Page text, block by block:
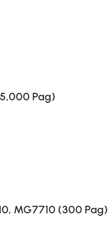
Pag)
MG7710 (300 Pag)